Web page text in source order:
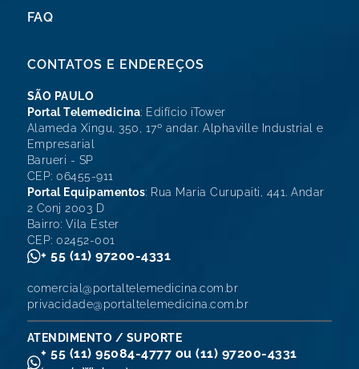
FAQ
CONTATOS E ENDEREÇOS
SÃO PAULO
Portal Telemedicina: Edifício iTower
Alameda Xingu, 350, 17º andar. Alphaville Industrial e
Empresarial
Barueri - SP
CEP: 06455-911
Portal Equipamentos: Rua Maria Curupaiti, 441. Andar
2 Conj 2003 D
Bairro: Vila Ester
CEP: 02452-001
+ 55 (11) 97200-4331
comercial@portaltelemedicina.com.br
privacidade@portaltelemedicina.com.br
ATENDIMENTO / SUPORTE
+ 55 (11) 95084-4777 ou (11) 97200-4331